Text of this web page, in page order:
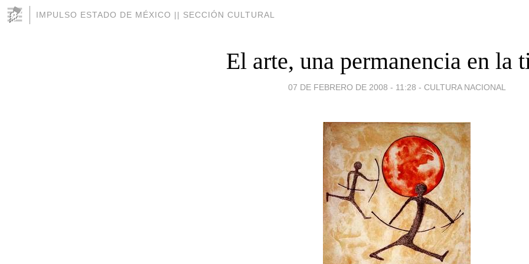
IMPULSO ESTADO DE MÉXICO || SECCIÓN CULTURAL
El arte, una permanencia en la
07 DE FEBRERO DE 2008 - 11:28 - CULTURA NACIONAL